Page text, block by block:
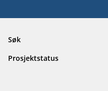
Søk
Prosjektstatus